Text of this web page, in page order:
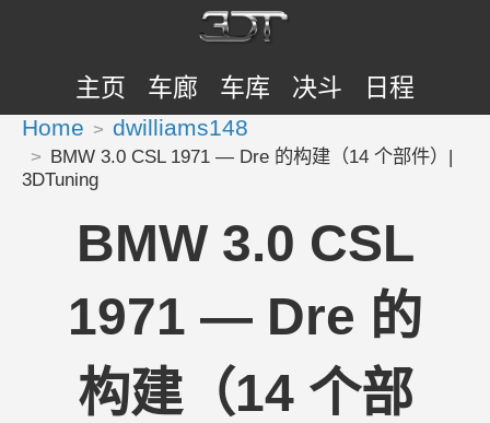
主页 车廊 车库 决斗 日程
Home dwilliams148
BMW 3.0 CSL 1971 — Dre 的构建（14 个部件）|
3DTuning
BMW 3.0 CSL
1971 — Dre 的
构建（14 个部